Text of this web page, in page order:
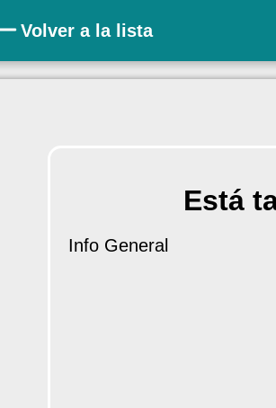
Volver a la lista
Está
Info General